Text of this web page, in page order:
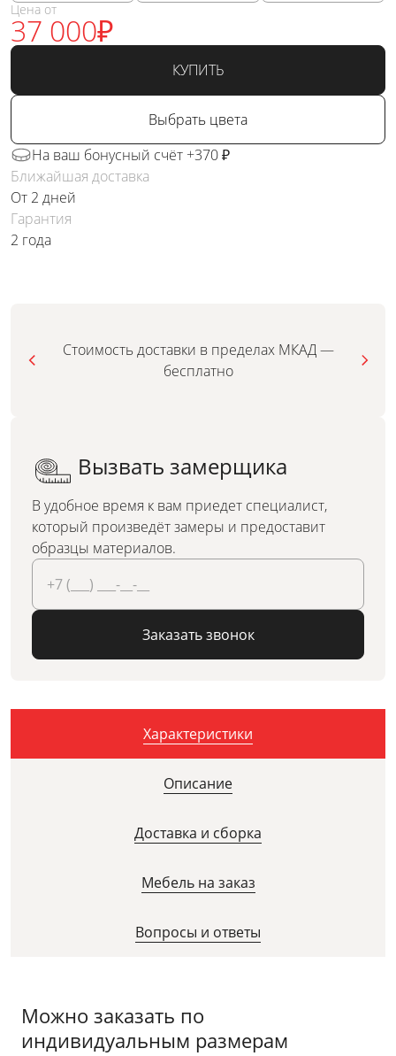
Цена от
37 000₽
КУПИТЬ
Выбрать цвета
На ваш бонусный счёт +370 ₽
Ближайшая доставка
От 2 дней
Гарантия
2 года
Стоимость доставки в пределах МКАД —
бесплатно
Вызвать замерщика
В удобное время к вам приедет специалист,
который произведёт замеры и предоставит
образцы материалов.
Заказать звонок
Характеристики
Описание
Доставка и сборка
Мебель на заказ
Вопросы и ответы
Можно заказать по
индивидуальным размерам